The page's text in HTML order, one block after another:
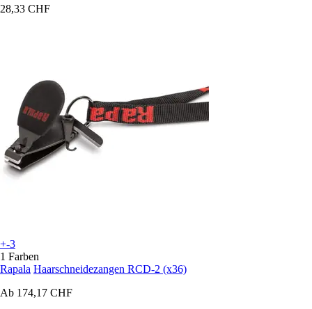
28,33 CHF
+-3
1 Farben
Rapala Haarschneidezangen RCD-2 (x36)
Ab 174,17 CHF